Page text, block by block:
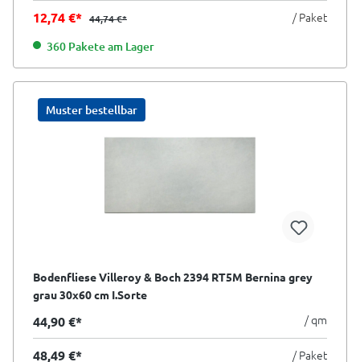
12,74 €* 44,74 €* / Paket
360 Pakete am Lager
Muster bestellbar
Bodenfliese Villeroy & Boch 2394 RT5M Bernina grey
grau 30x60 cm I.Sorte
44,90 €* / qm
48,49 €* / Paket